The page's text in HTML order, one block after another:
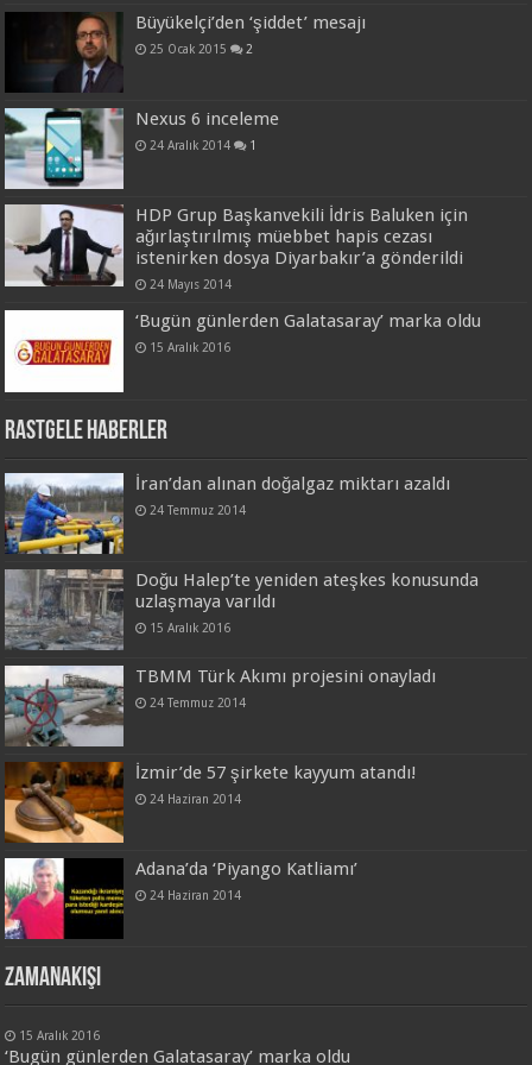
Büyükelçi’den ‘şiddet’ mesajı
25 Ocak 2015 2
Nexus 6 inceleme
24 Aralık 2014 1
HDP Grup Başkanvekili İdris Baluken için
ağırlaştırılmış müebbet hapis cezası
istenirken dosya Diyarbakır’a gönderildi
24 Mayıs 2014
‘Bugün günlerden Galatasaray’ marka oldu
15 Aralık 2016
Rastgele Haberler
İran’dan alınan doğalgaz miktarı azaldı
24 Temmuz 2014
Doğu Halep’te yeniden ateşkes konusunda
uzlaşmaya varıldı
15 Aralık 2016
TBMM Türk Akımı projesini onayladı
24 Temmuz 2014
İzmir’de 57 şirkete kayyum atandı!
24 Haziran 2014
Adana’da ‘Piyango Katliamı’
24 Haziran 2014
Zamanakışı
15 Aralık 2016
‘Bugün günlerden Galatasaray’ marka oldu